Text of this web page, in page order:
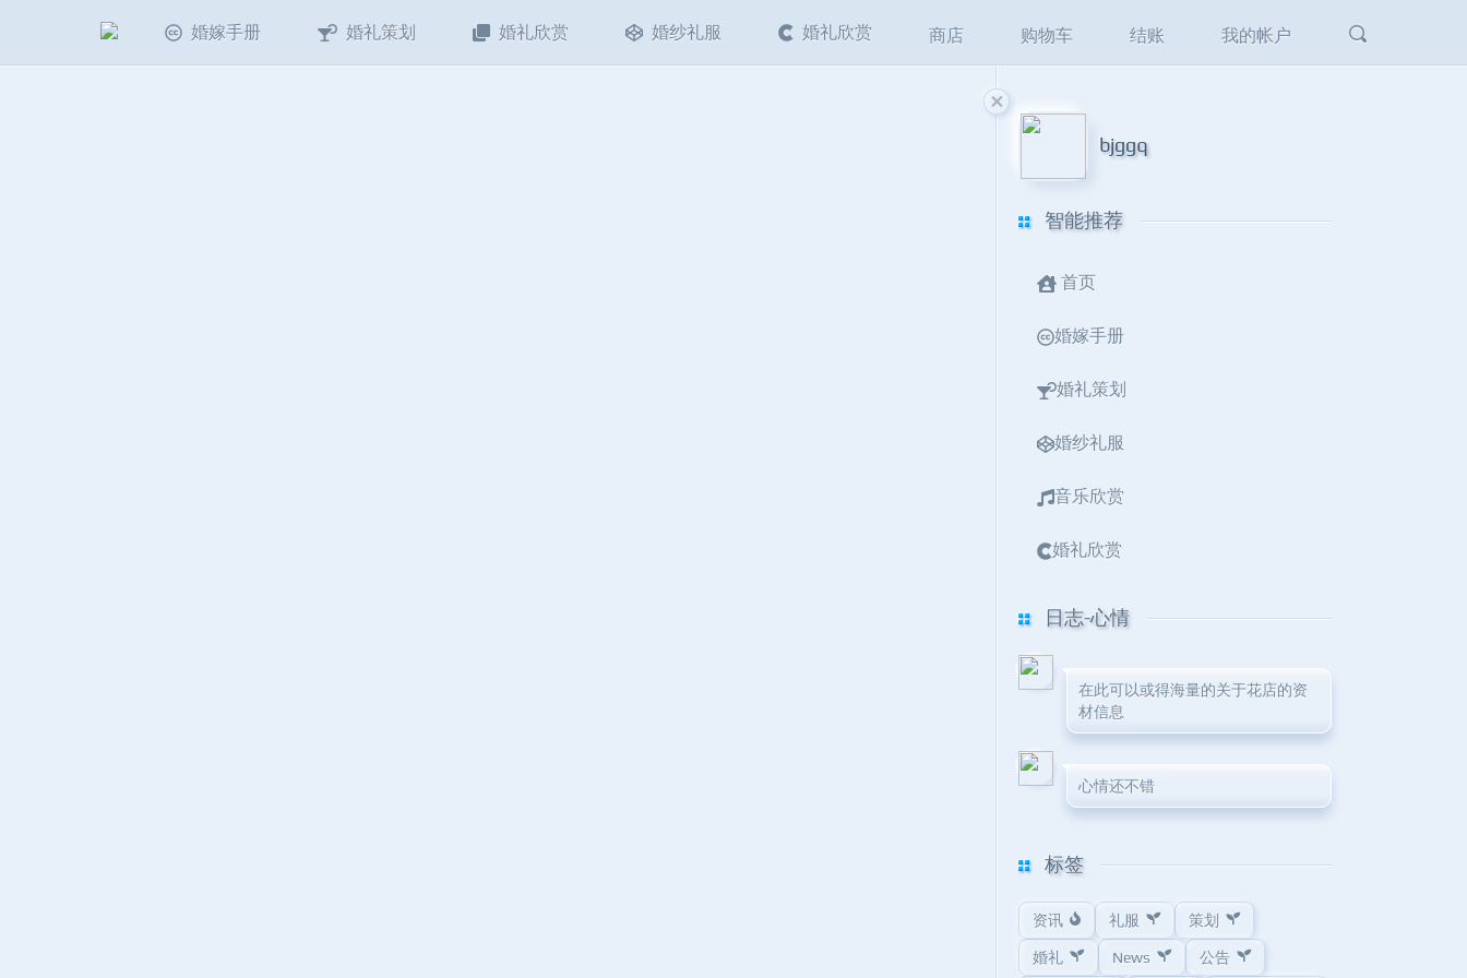
婚嫁手册 婚礼策划 婚礼欣赏 婚纱礼服 婚礼欣赏 商店 购物车 结账 我的帐户
bjggq
智能推荐
首页
婚嫁手册
婚礼策划
婚纱礼服
音乐欣赏
婚礼欣赏
日志-心情
在此可以或得海量的关于花店的资
材信息
心情还不错
标签
资讯 礼服 策划
婚礼 News 公告